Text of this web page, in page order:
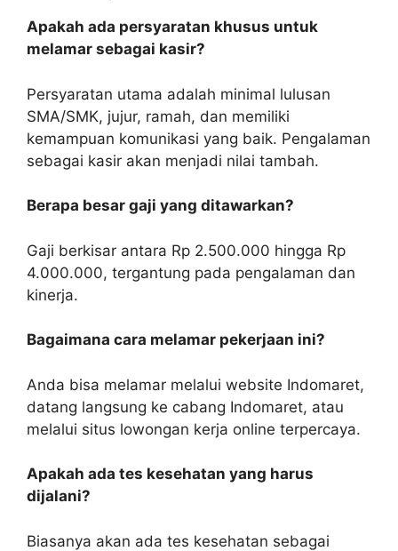
Apakah ada persyaratan khusus untuk
melamar sebagai kasir?
Persyaratan utama adalah minimal lulusan
SMA/SMK, jujur, ramah, dan memiliki
kemampuan komunikasi yang baik. Pengalaman
sebagai kasir akan menjadi nilai tambah.
Berapa besar gaji yang ditawarkan?
Gaji berkisar antara Rp 2.500.000 hingga Rp
4.000.000, tergantung pada pengalaman dan
kinerja.
Bagaimana cara melamar pekerjaan ini?
Anda bisa melamar melalui website Indomaret,
datang langsung ke cabang Indomaret, atau
melalui situs lowongan kerja online terpercaya.
Apakah ada tes kesehatan yang harus
dijalani?
Biasanya akan ada tes kesehatan sebagai